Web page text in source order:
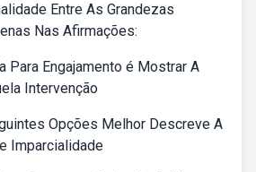
Entre As Grandezas
Nas Afirmações:
Para Engajamento é Mostrar A
Intervenção
Opções Melhor Descreve A
Imparcialidade